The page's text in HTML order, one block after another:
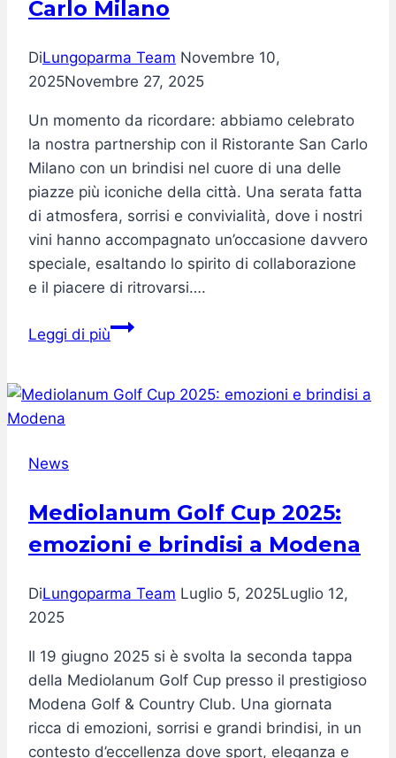
Carlo Milano
DiLungoparma Team Novembre 10,
2025Novembre 27, 2025
Un momento da ricordare: abbiamo celebrato
la nostra partnership con il Ristorante San Carlo
Milano con un brindisi nel cuore di una delle
piazze più iconiche della città. Una serata fatta
di atmosfera, sorrisi e convivialità, dove i nostri
vini hanno accompagnato un’occasione davvero
speciale, esaltando lo spirito di collaborazione
e il piacere di ritrovarsi….
Leggi di piùUna
al
News
Mediolanum Golf Cup 2025:
emozioni e brindisi a Modena
DiLungoparma Team Luglio 5, 2025Luglio 12,
2025
Il 19 giugno 2025 si è svolta la seconda tappa
della Mediolanum Golf Cup presso il prestigioso
Modena Golf & Country Club. Una giornata
ricca di emozioni, sorrisi e grandi brindisi, in un
contesto d’eccellenza dove sport, eleganza e